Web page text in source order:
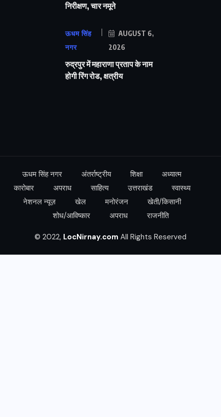
निरीक्षण, चार नमूने
ऊधम सिंह
नगर
AUGUST 6,
2026
रुद्रपुर में महाराणा प्रताप के नाम
होगी रिंग रोड, क्षत्रीय
ऊधम सिंह नगर अंतर्राष्ट्रीय शिक्षा
अध्यात्म
कारोबार
अपराध साहित्य उत्तराखंड
स्वास्थ्य
नेशनल न्यूज़
खेल मनोरंजन
खेती/किसानी
शोध/आविष्कार
अपराध राजनीति
© 2022, LocNirnay.com All Rights Reserved